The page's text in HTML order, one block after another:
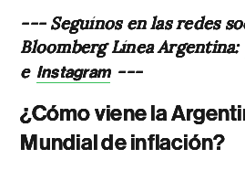
--- Seguínos en las redes
Bloomberg Línea Argentina:
e Instagram ---
¿Cómo viene la
Mundial de inflación?